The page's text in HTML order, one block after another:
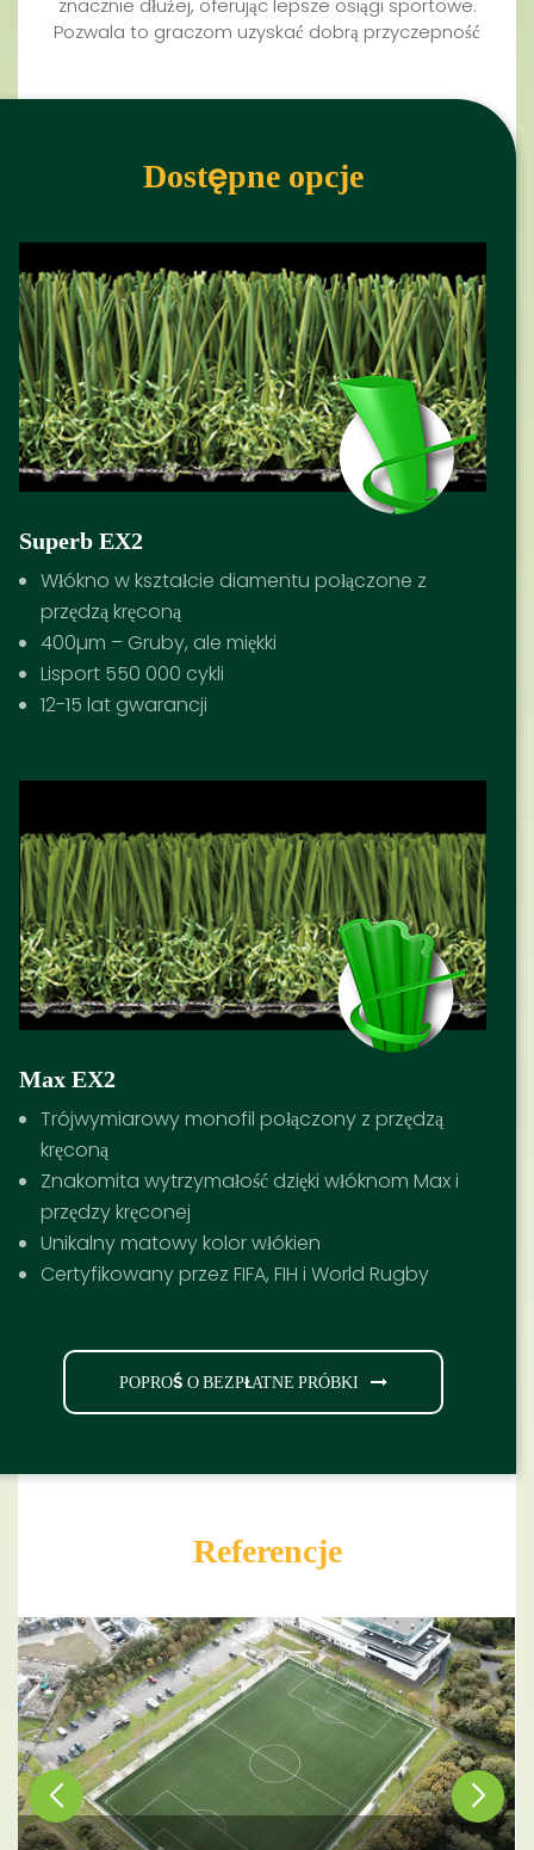
znacznie dłużej, oferując lepsze osiągi sportowe.
Pozwala to graczom uzyskać dobrą przyczepność
Dostępne opcje
Superb EX2
Włókno w kształcie diamentu połączone z
przędzą kręconą
400µm – Gruby, ale miękki
Lisport 550 000 cykli
12-15 lat gwarancji
Max EX2
Trójwymiarowy monofil połączony z przędzą
kręconą
Znakomita wytrzymałość dzięki włóknom Max i
przędzy kręconej
Unikalny matowy kolor włókien
Certyfikowany przez FIFA, FIH i World Rugby
POPROŚ O BEZPŁATNE PRÓBKI
Referencje